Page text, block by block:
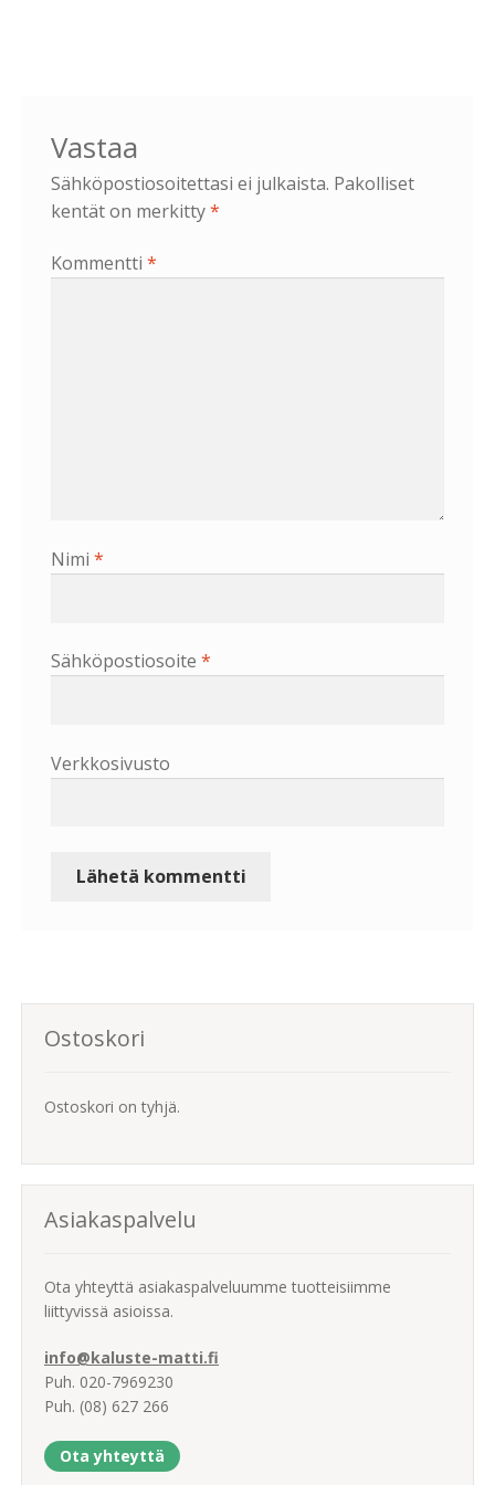
Vastaa
Sähköpostiosoitettasi ei julkaista. Pakolliset
kentät on merkitty*
Kommentti *
Nimi *
Sähköpostiosoite *
Verkkosivusto
Ostoskori
Ostoskori on tyhjä.
Asiakaspalvelu
Ota yhteyttä asiakaspalveluumme tuotteisiimme
liittyvissä asioissa.
info@kaluste-matti.fi
Puh. 020-7969230
Puh. (08) 627 266
Ota yhteyttä